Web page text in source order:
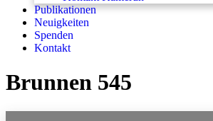
Publikationen
Neuigkeiten
Spenden
Kontakt
Brunnen 545